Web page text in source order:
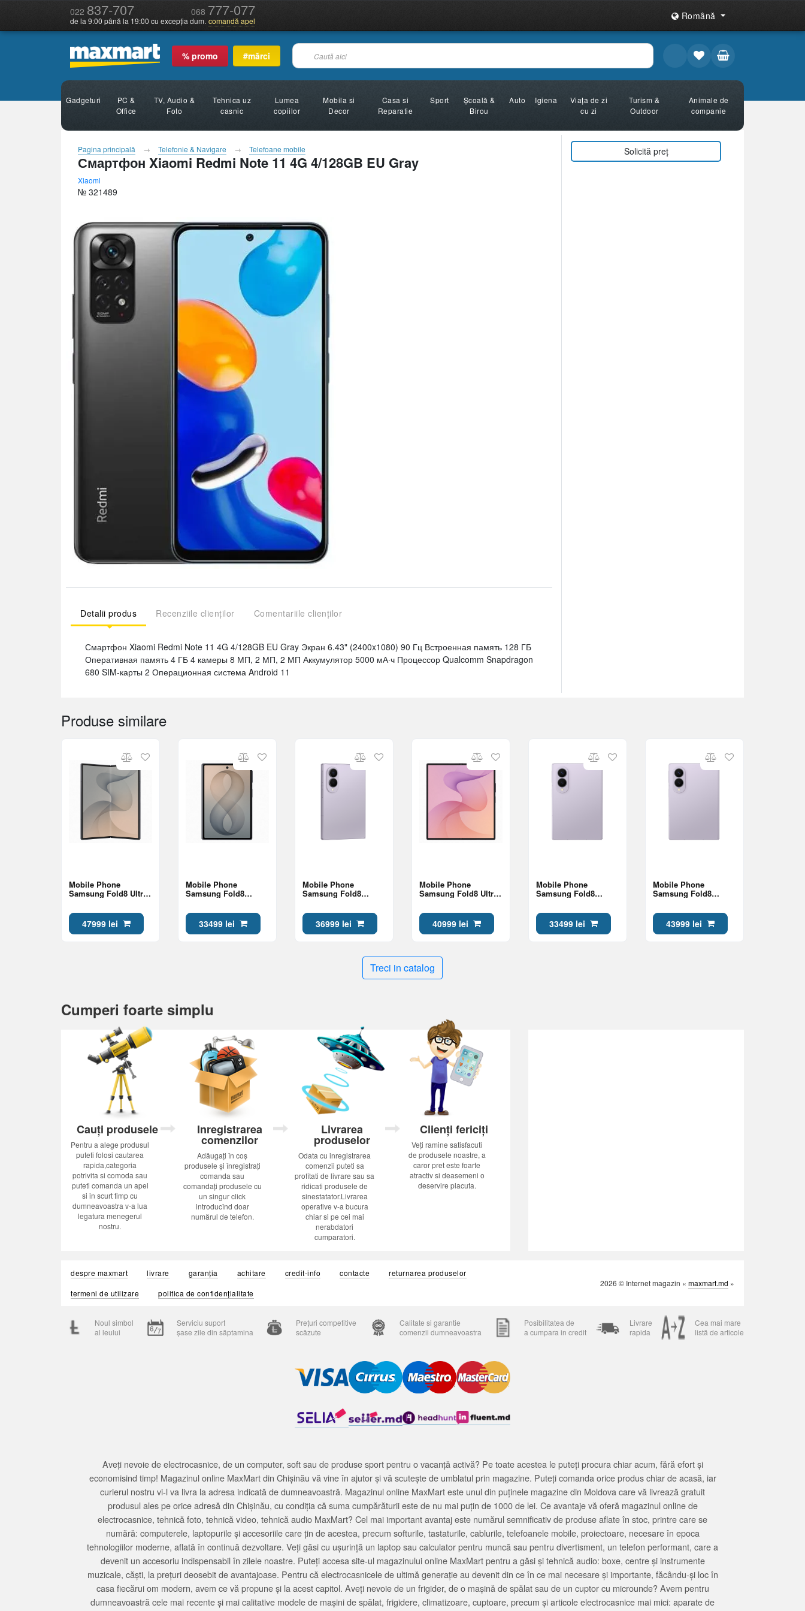
022 837-707 068 777-077
de la 9:00 până la 19:00 cu excepția dum. comandă apel Română
% promo #mărci
Gadgeturi
PC &
Office
TV, Audio &
Foto
Tehnica uz
casnic
Lumea
copiilor
Mobila si
Decor
Casa si
Reparatie
Sport
Şcoală &
Birou
Auto Igiena
Viața de zi
cu zi
Turism &
Outdoor
Animale de
companie
Pagina principală Telefonie & Navigare Telefoane mobile
Смартфон Xiaomi Redmi Note 11 4G 4/128GB EU Gray
Xiaomi
№ 321489
Detalii produs Recenziile clienților Comentariile clienților
Смартфон Xiaomi Redmi Note 11 4G 4/128GB EU Gray Экран 6.43" (2400x1080) 90 Гц Встроенная память 128 ГБ
Оперативная память 4 ГБ 4 камеры 8 МП, 2 МП, 2 МП Аккумулятор 5000 мА·ч Процессор Qualcomm Snapdragon
680 SIM-карты 2 Операционная система Android 11
Solicită preț
Produse similare
Mobile Phone
Samsung Fold8 Ultra
47999 lei
Mobile Phone
Samsung Fold8
33499 lei
Mobile Phone
Samsung Fold8
36999 lei
Mobile Phone
Samsung Fold8 Ultra
Shadow
40999 lei
Mobile Phone
Samsung Fold8
33499 lei
Mobile Phone
Samsung Fold8
43999 lei
Treci in catalog
Cumperi foarte simplu
Cauți produsele
Pentru a alege produsul
puteti folosi cautarea
rapida,categoria
potrivita si comoda sau
puteti comanda un apel
si in scurt timp cu
dumneavoastra v-a lua
legatura menegerul
nostru.
Inregistrarea
comenzilor
Adăugați în coș
produsele și înregistrați
comanda sau
comandați produsele cu
un singur click
introducînd doar
numărul de telefon.
Livrarea
produselor
Odata cu inregistrarea
comenzii puteti sa
profitati de livrare sau sa
ridicati produsele de
sinestatator.Livrarea
operative v-a bucura
chiar si pe cei mai
nerabdatori
cumparatori.
Clienți fericiți
Veți ramine satisfacuti
de produsele noastre, a
caror pret este foarte
atractiv si deasemeni o
deservire placuta.
despre maxmart livrare garanția achitare credit-info contacte
returnarea produselor
termeni de utilizare
politica de confidențialitate
2026 © Internet magazin « maxmart.md »
Noul simbol
al leului
Serviciu suport
șase zile din săptamina
Prețuri competitive
scăzute
Calitate si garantie
comenzii dumneavoastra
Posibilitatea de
a cumpara in credit
Livrare
rapida
Cea mai mare
listă de articole
Aveți nevoie de electrocasnice, de un computer, soft sau de produse sport pentru o vacanță activă? Pe toate acestea le puteți procura chiar acum, fără efort și
economisind timp! Magazinul online MaxMart din Chișinău vă vine în ajutor și vă scutește de umblatul prin magazine. Puteți comanda orice produs chiar de acasă, iar
curierul nostru vi-l va livra la adresa indicată de dumneavoastră. Magazinul online MaxMart este unul din puținele magazine din Moldova care vă livrează gratuit
produsul ales pe orice adresă din Chișinău, cu condiția că suma cumpărăturii este de nu mai puțin de 1000 de lei. Ce avantaje vă oferă magazinul online de
electrocasnice, tehnică foto, tehnică video, tehnică audio MaxMart? Cel mai important avantaj este numărul semnificativ de produse aflate în stoc, printre care se
numără: computerele, laptopurile și accesoriile care țin de acestea, precum softurile, tastaturile, cablurile, telefoanele mobile, proiectoare, necesare în epoca
tehnologiilor moderne, aflată în continuă dezvoltare. Veți găsi cu ușurință un laptop sau calculator pentru muncă sau pentru divertisment, un telefon performant, care a
devenit un accesoriu indispensabil în zilele noastre. Puteți accesa site-ul magazinului online MaxMart pentru a găsi și tehnică audio: boxe, centre și instrumente
muzicale, căști, la prețuri deosebit de avantajoase. Pentru că electrocasnicele de ultimă generație au devenit din ce în ce mai necesare și importante, făcându-și loc în
casa fiecărui om modern, avem ce vă propune și la acest capitol. Aveți nevoie de un frigider, de o mașină de spălat sau de un cuptor cu microunde? Avem pentru
dumneavoastră cele mai recente și mai calitative modele de mașini de spălat, frigidere, climatizoare, cuptoare, precum și articole electrocasnice mai mici: aparate de